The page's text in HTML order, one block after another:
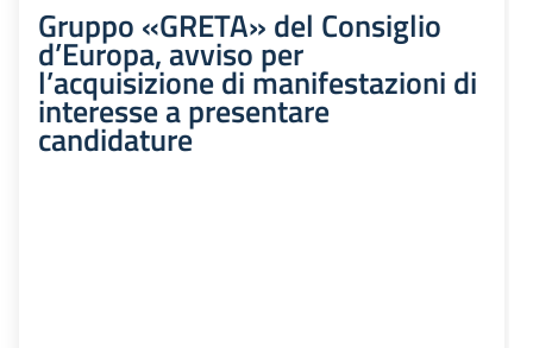
Gruppo «GRETA» del Consiglio
d’Europa, avviso per
l’acquisizione di manifestazioni di
interesse a presentare
candidature